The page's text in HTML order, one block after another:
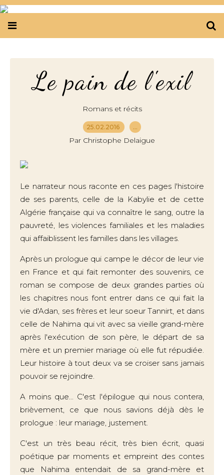
Le pain de l'exil
Romans et récits
25.02.2016 …
Par Christophe Delaigue
Le narrateur nous raconte en ces pages l'histoire
de ses parents, celle de la Kabylie et de cette
Algérie française qui va connaître le sang, outre la
pauvreté, les violences familiales et les maladies
qui affaiblissent les familles dans les villages.
Après un prologue qui campe le décor de leur vie
en France et qui fait remonter des souvenirs, ce
roman se compose de deux grandes parties où
les chapitres nous font entrer dans ce qui fait la
vie d'Adan, ses frères et leur soeur Tannirt, et dans
celle de Nahima qui vit avec sa vieille grand-mère
après l'exécution de son père, le départ de sa
mère et un premier mariage où elle fut répudiée.
Leur histoire à tout deux va se croiser sans jamais
pouvoir se rejoindre.
A moins que... C'est l'épilogue qui nous contera,
brièvement, ce que nous savions déjà dès le
prologue : leur mariage, justement.
C'est un très beau récit, très bien écrit, quasi
poétique par moments et empreint des contes
que Nahima entendait de sa grand-mère et